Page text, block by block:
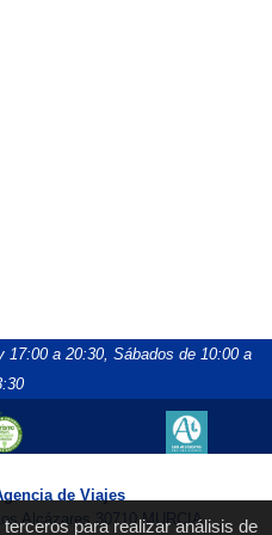
para realizar análisis de
17:00 a 20:30, Sábados de 10:00 a
de Viajes
Alcázares 30710 MURCIA